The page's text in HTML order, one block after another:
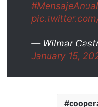
#MensajeAnual
— Wilmar
January 15,